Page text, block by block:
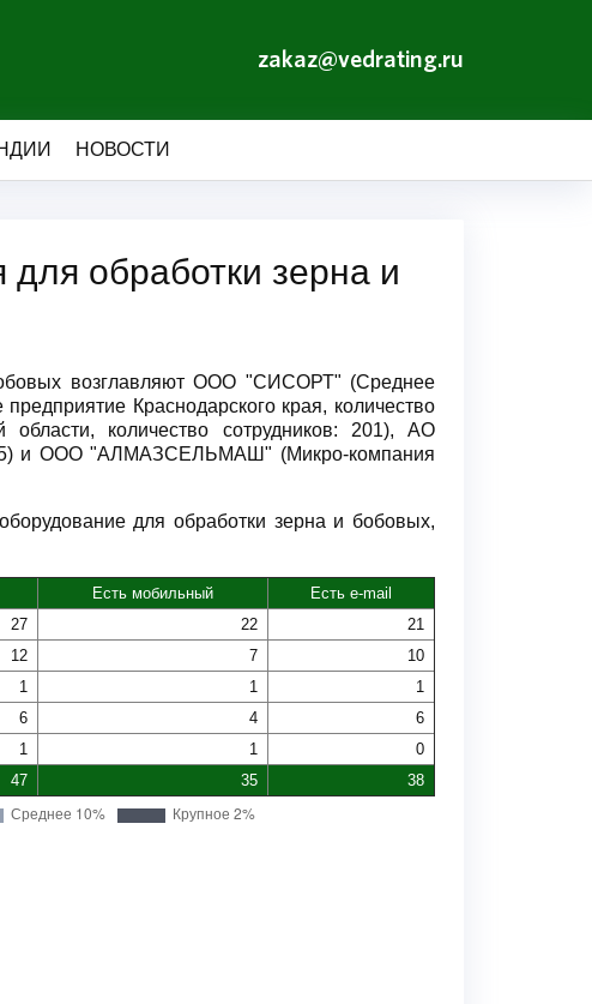
zakaz@vedrating.ru
НОВОСТИ
обработки зерна и
возглавляют ООО "СИСОРТ" (Среднее
Краснодарского края, количество
количество сотрудников: 201), АО
и ООО "АЛМАЗСЕЛЬМАШ" (Микро-компания
для обработки зерна и бобовых,
Есть мобильный
Есть e-mail
27 22
21
12 7
10
1 1
1
6 4
6
1 1
0
47 35 38